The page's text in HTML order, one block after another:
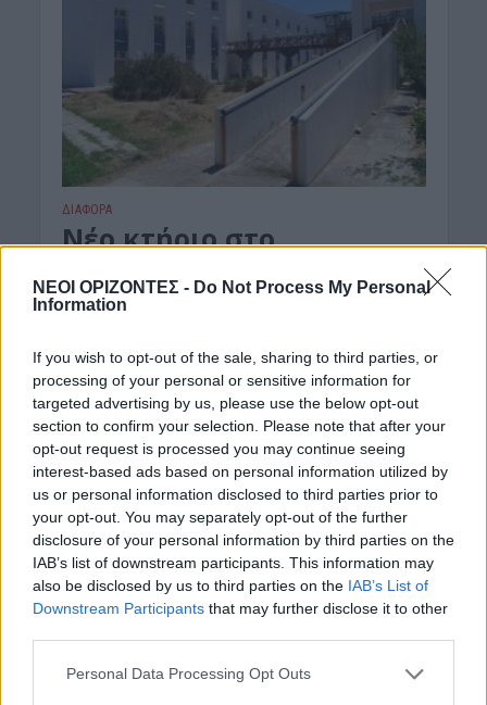
ΝΕΟΙ ΟΡΙΖΟΝΤΕΣ - Do Not Process My Personal
Information
If you wish to opt-out of the sale, sharing to third parties, or
processing of your personal or sensitive information for
targeted advertising by us, please use the below opt-out
section to confirm your selection. Please note that after your
opt-out request is processed you may continue seeing
interest-based ads based on personal information utilized by
us or personal information disclosed to third parties prior to
your opt-out. You may separately opt-out of the further
disclosure of your personal information by third parties on the
IAB’s list of downstream participants. This information may
also be disclosed by us to third parties on the IAB’s List of
Downstream Participants that may further disclose it to other
Personal Data Processing Opt Outs
ΔΙΆΦΟΡΑ
Νέο κτήριο στο
Πολυτεχνείο Κρήτης
8 Ιουλίου 2019
Σε έκταση 5.500 τετραγωνικών μέτρων θα
αναπτυχθεί το κτήριο που θα φιλοξενήσει το
“Ινστιτούτο Πετρελαϊκής Ερευνας” στον χώρο της
Πολυτεχνειούπολης στο Ακρωτήρι...